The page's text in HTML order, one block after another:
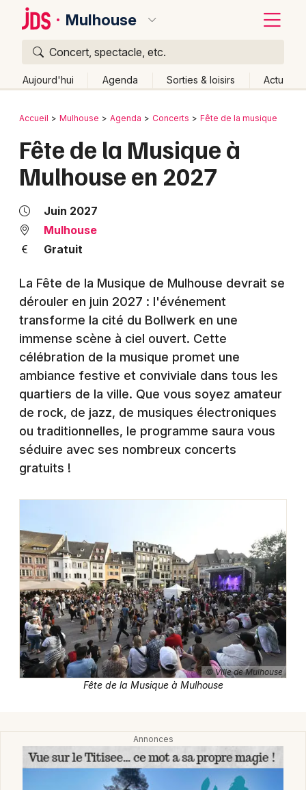
Mulhouse
Concert, spectacle, etc.
Aujourd'hui Agenda Sorties & loisirs Actu
Publier un événement
Grands événements
Activité & Expérience
Foires & salons
Spectacles
Sports
Soirées
Sorties famille
Expos
Sorties & loisirs
Fête de la musique dans le Haut-Rhin
Fête de la musique en Alsace
Fête de la musique dans le Grand Est
Newsletter des sorties
Artistes en tournée
Bordeaux
Colmar
Lyon
Marseille
Mulhouse
Montpellier
Nantes
Nice
Paris
Strasbourg
Toulouse
Retour
Accueil Mulhouse Agenda Concerts Fête de la musique
Fête de la Musique à
Mulhouse en 2027
Juin 2027
Mulhouse
Gratuit
La Fête de la Musique de Mulhouse devrait se
dérouler en juin 2027 : l'événement
transforme la cité du Bollwerk en une
immense scène à ciel ouvert. Cette
célébration de la musique promet une
ambiance festive et conviviale dans tous les
quartiers de la ville. Que vous soyez amateur
de rock, de jazz, de musiques électroniques
ou traditionnelles, le programme saura vous
séduire avec ses nombreux concerts
gratuits !
© Ville de Mulhouse
Fête de la Musique à Mulhouse
Quoi ?
Où ?
Partout
Près de moi Changer de lieu
Quand ?
Effacer les dates
Aujourd'hui
Demain